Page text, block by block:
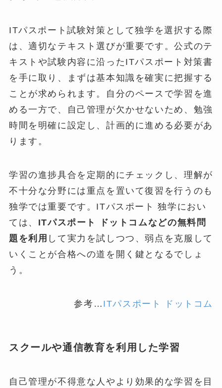
ITパスポート試験対策として独学を選択する際
は、適切なテキスト選びが重要です。公式のテ
キストや試験内容に沿ったITパスポート対策書
を手に取り、まずは基本知識を確実に把握する
ことが求められます。自分のペースで学習を進
める一方で、自己管理が欠かせないため、勉強
時間を明確に設定し、計画的に進める必要があ
ります。
学習の進捗具合を定期的にチェックし、理解が
不十分な分野には重点を置いて復習を行うのも
独学では重要です。ITパスポート 独学におい
ては、 ITパスポート ドットコムなどの無料問
題を利用 して実力を試しつつ、弱点を克服して
いくことが合格への道を開く鍵となるでしょ
う。
参考… ITパスポート ドットコム
スクールや通信教育を利用した学習
自己管理が不得意な人やより効果的な学習を目